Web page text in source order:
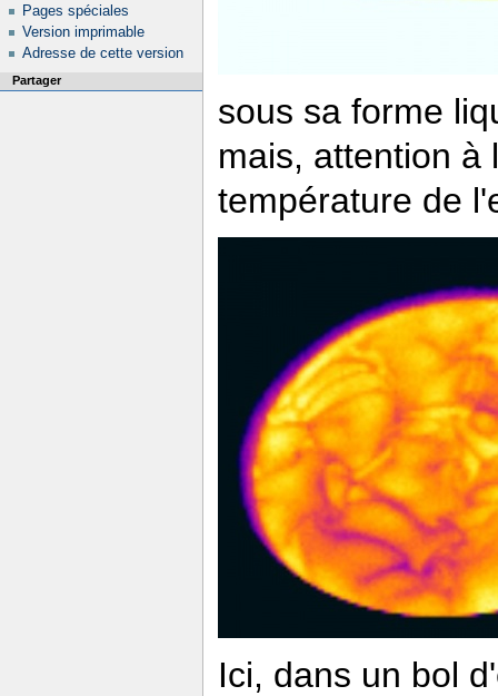
sous sa forme
mais, attention à
température de
Ici, dans un bol
Pages spéciales
Version imprimable
Adresse de cette version
Partager